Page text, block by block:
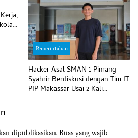
Pemerintahan
Hacker Asal SMAN 1 Pinrang
Syahrir Berdiskusi dengan Tim IT
PIP Makassar Usai 2 Kali
dipublikasikan. Ruas yang wajib